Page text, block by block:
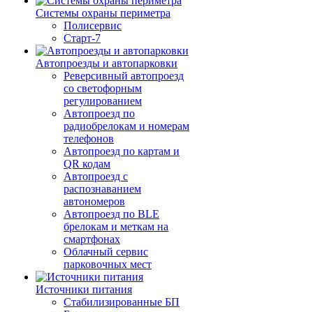
Системы охраны периметра
Полисервис
Старт-7
Автопроезды и автопарковки
Реверсивный автопроезд
со светофорным
регулированием
Автопроезд по
радиобрелокам и номерам
телефонов
Автопроезд по картам и
QR кодам
Автопроезд с
распознаванием
автономеров
Автопроезд по BLE
брелокам и меткам на
смартфонах
Облачный сервис
парковочных мест
Источники питания
Стабилизированные БП